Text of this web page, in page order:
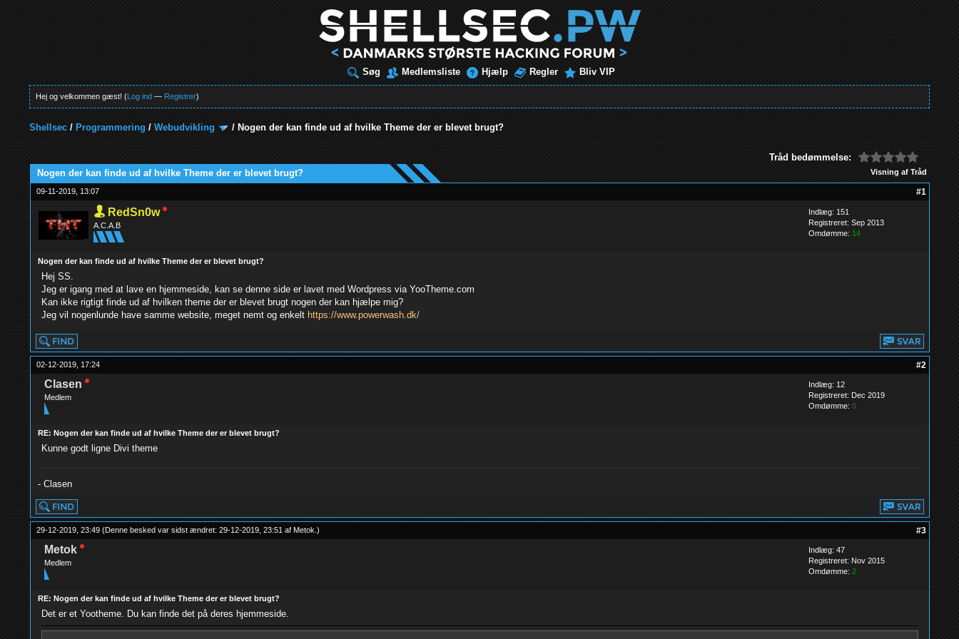
Søg Medlemsliste Hjælp Regler Bliv VIP
Hej og velkommen gæst! (Log ind — Registrer)
Shellsec / Programmering /Webudvikling / Nogen der kan finde ud af hvilke Theme der er blevet brugt?
Tråd bedømmelse:
Visning af Tråd
Nogen der kan finde ud af hvilke Theme der er blevet brugt?
09-11-2019, 13:07 #1
RedSn0w
A.C.A.B
Indlæg: 151
Registreret: Sep 2013
Omdømme: 14
Nogen der kan finde ud af hvilke Theme der er blevet brugt?
Hej SS.
Jeg er igang med at lave en hjemmeside, kan se denne side er lavet med Wordpress via YooTheme.com
Kan ikke rigtigt finde ud af hvilken theme der er blevet brugt nogen der kan hjælpe mig?
Jeg vil nogenlunde have samme website, meget nemt og enkelt https://www.powerwash.dk/
02-12-2019, 17:24 #2
Clasen
Medlem
Indlæg: 12
Registreret: Dec 2019
Omdømme: 0
RE: Nogen der kan finde ud af hvilke Theme der er blevet brugt?
Kunne godt ligne Divi theme
- Clasen
29-12-2019, 23:49 (Denne besked var sidst ændret: 29-12-2019, 23:51 af Metok ) #3
Metok
Medlem
Indlæg: 47
Registreret: Nov 2015
Omdømme: 2
RE: Nogen der kan finde ud af hvilke Theme der er blevet brugt?
Det er et Yootheme. Du kan finde det på deres hjemmeside.